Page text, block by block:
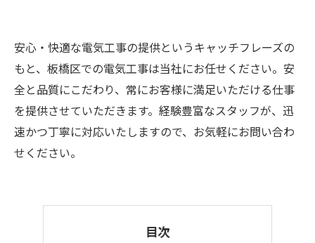
安心・快適な電気工事の提供というキャッチフレーズの
もと、板橋区での電気工事は当社にお任せください。安
全と品質にこだわり、常にお客様に満足いただける仕事
を提供させていただきます。経験豊富なスタッフが、迅
速かつ丁寧に対応いたしますので、お気軽にお問い合わ
せください。
目次